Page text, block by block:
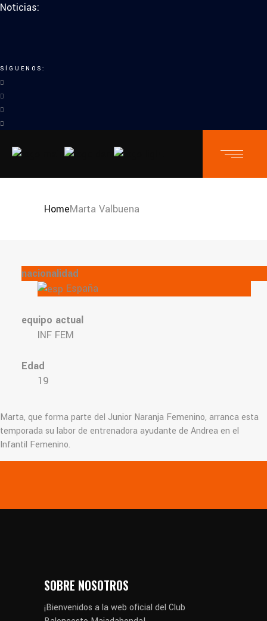
Noticias:
SÍGUENOS:
HomeMarta Valbuena
nacionalidad
España
equipo actual
INF FEM
Edad
19
Marta, que forma parte del Junior Naranja Femenino, arranca esta
temporada su labor de entrenadora ayudante de Andrea en el
Infantil Femenino.
SOBRE NOSOTROS
¡Bienvenidos a la web oficial del Club